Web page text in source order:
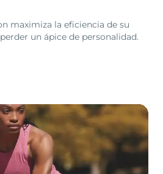
maximiza la eficiencia de su
un ápice de personalidad.